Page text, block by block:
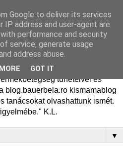
Ph.D.
főorvos, 50 éves
tüneteivel és
blog.bauerbela.ro kismamablog
tanácsokat olvashattunk ismét.
K.L.
▼
Google to deliver its services
IP address and user-agent are
performance and security
service, generate usage
address abuse.
GOT IT